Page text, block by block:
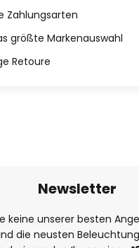
Zahlungsarten
größte Markenauswahl
Retoure
Newsletter
keine unserer besten
die neusten